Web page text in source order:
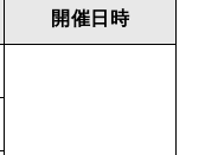
開催日時